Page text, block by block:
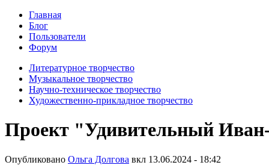
Главная
Блог
Пользователи
Форум
Литературное творчество
Музыкальное творчество
Научно-техническое творчество
Художественно-прикладное творчество
Проект "Удивительный
Опубликовано Ольга Долгова вкл 13.06.2024 - 18:42